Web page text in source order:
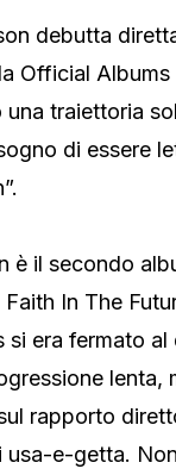
debutta
Official
traiettoria
di essere
è il secondo
In The
si era fermato
lenta,
rapporto
usa-e-getta.